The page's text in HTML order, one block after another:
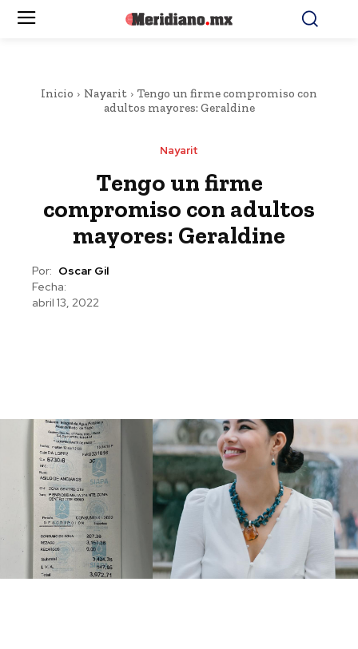
Inicio Nayarit
Tengo un firme compromiso con
adultos mayores: Geraldine
Nayarit
Tengo un firme
compromiso con adultos
mayores: Geraldine
Por: Oscar Gil
Fecha:
abril 13, 2022